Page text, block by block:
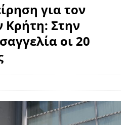
για τον
Κρήτη: Στην
οι 20